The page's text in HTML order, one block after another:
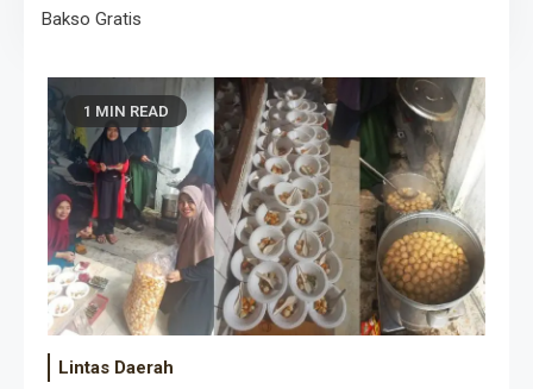
Bakso Gratis
1 MIN READ
Lintas Daerah